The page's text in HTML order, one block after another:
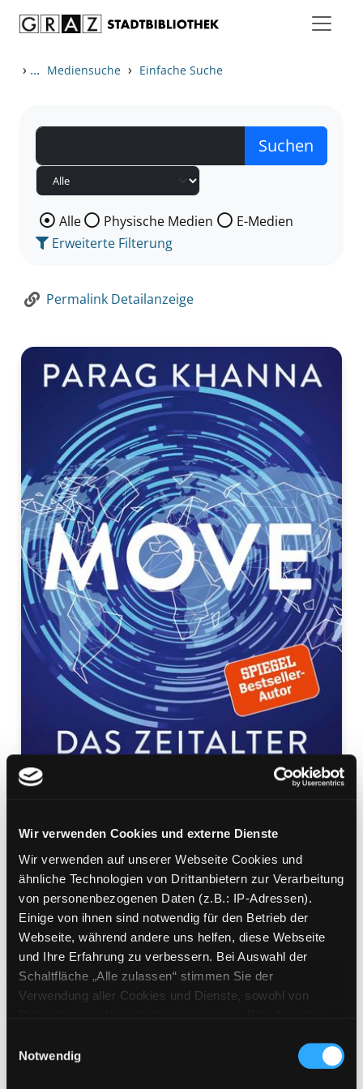
Wir verwenden Cookies und externe Dienste
Wir verwenden auf unserer Webseite Cookies und
ähnliche Technologien von Drittanbietern zur Verarbeitung
von personenbezogenen Daten (z.B.: IP-Adressen).
Einige von ihnen sind notwendig für den Betrieb der
Webseite, während andere uns helfen, diese Webseite
und Ihre Erfahrung zu verbessern. Bei Auswahl der
Schaltfläche „Alle zulassen“ stimmen Sie der
Verwendung aller Cookies und Dienste, sowohl von
Cookies von Drittanbietern, eine Verarbeitung in
unsicheren Drittländern (Länder außerhalb des EWR
Notwendig
› ... Mediensuche › Einfache Suche
Wählen Sie die Medienart nach der Sie suchen wollen.
Alle Physische Medien
E-Medien
Erweiterte Filterung
Permalink Detailanzeige
Move
das Zeitalter der Migration
Mediengruppe:Sachbuch
Verfasser:Suche nach diesem Verfasser
Khanna, Parag
Beschreibung ein-/ausblenden
Mehr Informationen ein-/ausblenden